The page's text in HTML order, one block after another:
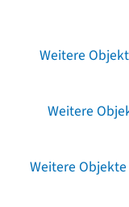
Weitere
Weitere
Weitere Objekte